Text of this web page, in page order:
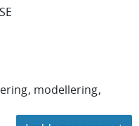
modellering